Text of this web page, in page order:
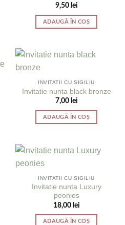
9,50 lei
ADAUGĂ ÎN COȘ
INVITATII CU SIGILIU
Invitatie nunta black bronze
7,00 lei
ADAUGĂ ÎN COȘ
INVITATII CU SIGILIU
Invitatie nunta Luxury
peonies
18,00 lei
ADAUGĂ ÎN COȘ